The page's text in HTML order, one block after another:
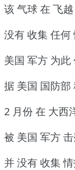
该 气球 在 飞
没有 收集 任何
美国 军方 为此
据 美国 国防部
2 月份 在 大西
被 美国 军方
并 没有 收集